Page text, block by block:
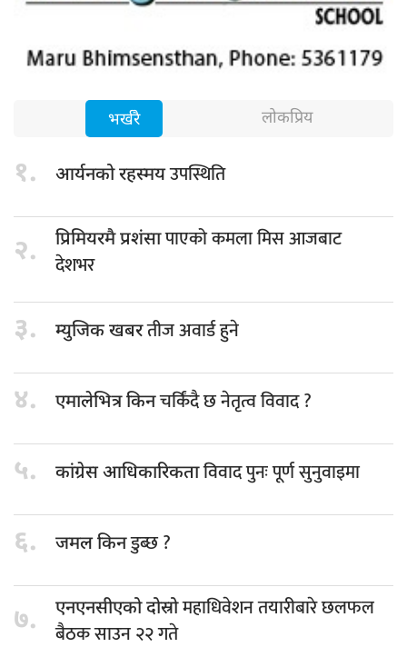
भर्खरै लोकप्रिय
१. आर्यनको रहस्मयउपस्थिति
२. प्रिमियरमै प्रशंसापाएको कमला मिस आजबाट
देशभर
३. म्युजिक खबरतीज अवार्ड हुने
४. एमालेभित्र किनचर्किंदै छ नेतृत्व विवाद ?
५. कांग्रेस आधिकारिकताविवाद पुनः पूर्ण सुनुवाइमा
६. जमल किनडुब्छ ?
७. एनएनसीएको दोस्रोमहाधिवेशन तयारीबारे छलफल
बैठक साउन २२ गते